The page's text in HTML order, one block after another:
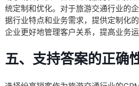
统定制和优化。对于旅游交通行业的
据行业特点和业务需求，提供定制化
企业更好地管理客户关系，提高业务运
五、支持答案的正确